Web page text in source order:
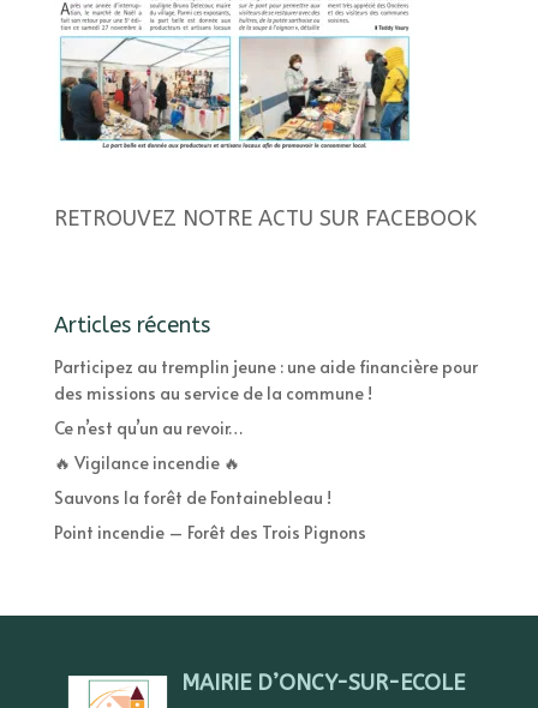
RETROUVEZ NOTRE ACTU SUR FACEBOOK
Articles récents
Participez au tremplin jeune : une aide financière pour
des missions au service de la commune !
Ce n’est qu’un au revoir…
🔥 Vigilance incendie 🔥
Sauvons la forêt de Fontainebleau !
Point incendie – Forêt des Trois Pignons
MAIRIE D’ONCY-SUR-ECOLE